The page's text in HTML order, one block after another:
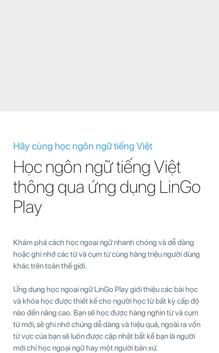
Hãy cùng học ngôn ngữ tiếng Việt
Học ngôn ngữ tiếng Việt
thông qua ứng dụng LinGo
Play
Khám phá cách học ngoại ngữ nhanh chóng và dễ dàng
hoặc ghi nhớ các từ và cụm từ cùng hàng triệu người dùng
khác trên toàn thế giới.
Ứng dụng học ngoại ngữ LinGo Play giới thiệu các bài học
và khóa học được thiết kế cho người học từ bất kỳ cấp độ
nào đến nâng cao. Bạn sẽ học được hàng nghìn từ và cụm
từ mới, sẽ ghi nhớ chúng dễ dàng và hiệu quả, ngoài ra vốn
từ vực của bạn sẽ luôn được cập nhật bất kể bạn là người
mới chỉ học ngoại ngữ hay một người bản xứ.